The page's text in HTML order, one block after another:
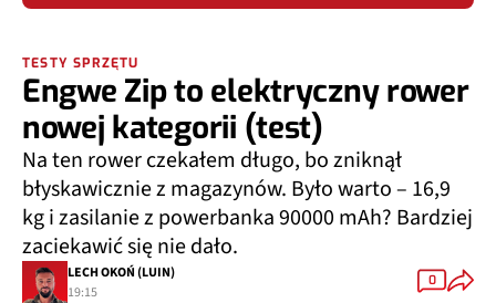
TESTY SPRZĘTU
Engwe Zip to elektryczny rower
nowej kategorii (test)
Na ten rower czekałem długo, bo zniknął
błyskawicznie z magazynów. Było warto – 16,9
kg i zasilanie z powerbanka 90000 mAh? Bardziej
zaciekawić się nie dało.
LECH OKOŃ (LUIN)
19:15
0